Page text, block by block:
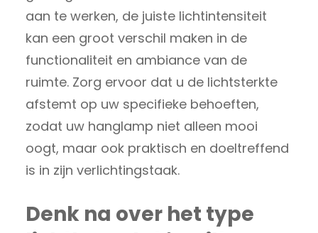
aan te werken, de juiste lichtintensiteit
kan een groot verschil maken in de
functionaliteit en ambiance van de
ruimte. Zorg ervoor dat u de lichtsterkte
afstemt op uw specifieke behoeften,
zodat uw hanglamp niet alleen mooi
oogt, maar ook praktisch en doeltreffend
is in zijn verlichtingstaak.
Denk na over het type